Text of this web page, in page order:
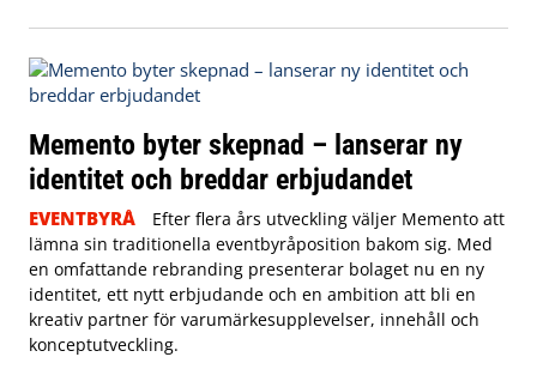
Memento byter skepnad – lanserar ny
identitet och breddar erbjudandet
EVENTBYRÅ
Efter flera års utveckling väljer Memento att
lämna sin traditionella eventbyråposition bakom sig. Med
en omfattande rebranding presenterar bolaget nu en ny
identitet, ett nytt erbjudande och en ambition att bli en
kreativ partner för varumärkesupplevelser, innehåll och
konceptutveckling.